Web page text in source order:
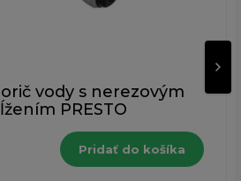
vody s nerezovým
PRESTO
Pridať do košíka